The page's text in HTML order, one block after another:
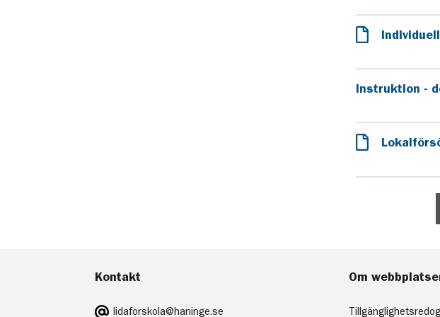
Instruktion -
Kontakt
E-
lidaforskola@haninge.se
Om